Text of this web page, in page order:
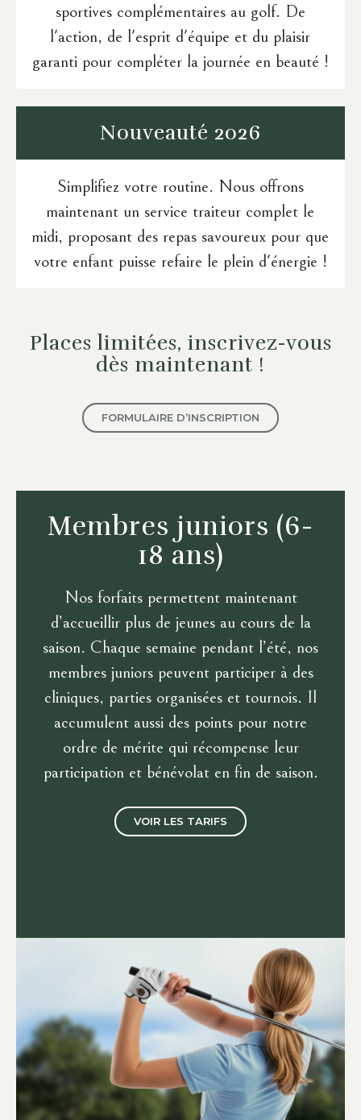
sportives complémentaires au golf. De
l'action, de l'esprit d'équipe et du plaisir
garanti pour compléter la journée en beauté !
Nouveauté 2026
Simplifiez votre routine. Nous offrons
maintenant un service traiteur complet le
midi, proposant des repas savoureux pour que
votre enfant puisse refaire le plein d'énergie !
Places limitées, inscrivez-vous
dès maintenant !
FORMULAIRE D’INSCRIPTION
Membres juniors (6-
18 ans)
Nos forfaits permettent maintenant
d’accueillir plus de jeunes au cours de la
saison. Chaque semaine pendant l’été, nos
membres juniors peuvent participer à des
cliniques, parties organisées et tournois. Il
accumulent aussi des points pour notre
ordre de mérite qui récompense leur
participation et bénévolat en fin de saison.
VOIR LES TARIFS